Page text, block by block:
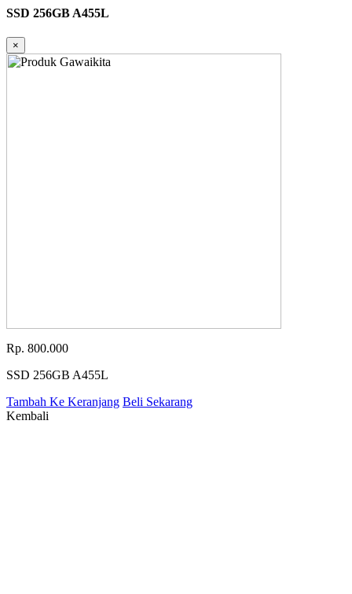
SSD 256GB A455L
×
Rp. 800.000
SSD 256GB A455L
Tambah Ke Keranjang Beli Sekarang
Kembali